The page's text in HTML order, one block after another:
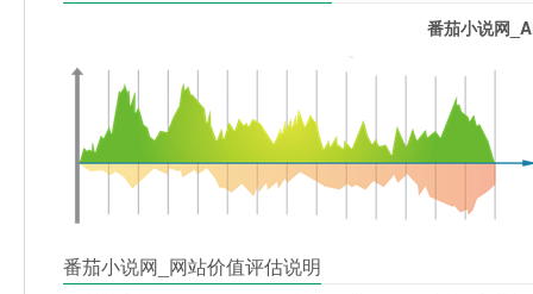
番茄小说网
番茄小说网_网站价值评估说明